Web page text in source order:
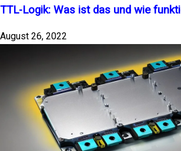
TTL-Logik: Was ist das und wie
August 26, 2022